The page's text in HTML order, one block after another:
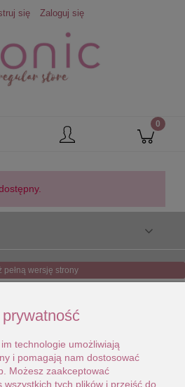
się Zaloguj się
pełną wersję strony
technologie umożliwiają
i pomagają nam dostosować
Możesz zaakceptować
wszystkich tych plików i przejść do